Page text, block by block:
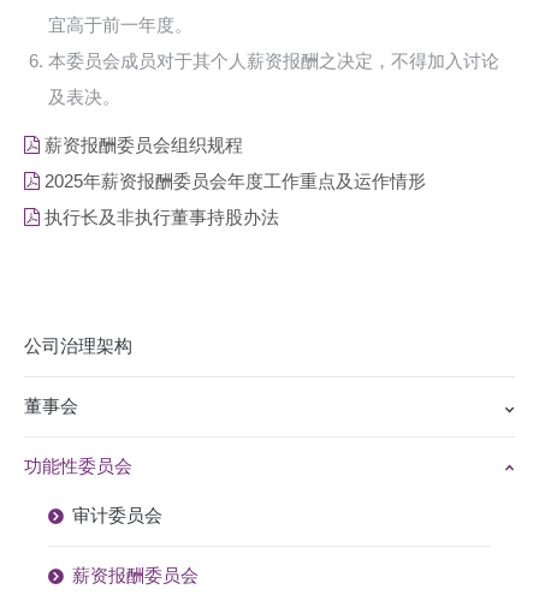
宜高于前一年度。
本委员会成员对于其个人薪资报酬之决定，不得加入讨论
及表决。
薪资报酬委员会组织规程
2025年薪资报酬委员会年度工作重点及运作情形
执行长及非执行董事持股办法
公司治理架构
董事会
功能性委员会
审计委员会
薪资报酬委员会